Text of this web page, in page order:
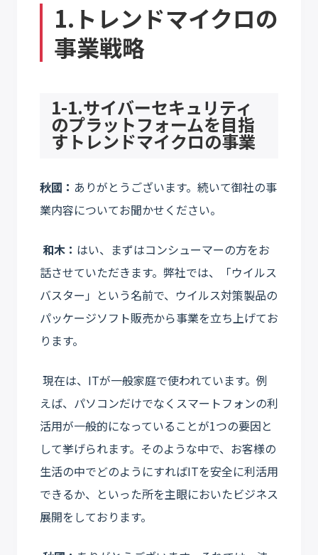
1.トレンドマイクロの
事業戦略
1-1.サイバーセキュリティ
のプラットフォームを目指
すトレンドマイクロの事業
秋國： ありがとうございます。続いて御社の事
業内容についてお聞かせください。
和木： はい、まずはコンシューマーの方をお
話させていただきます。弊社では、「ウイルス
バスター」という名前で、ウイルス対策製品の
パッケージソフト販売から事業を立ち上げてお
ります。
現在は、ITが一般家庭で使われています。例
えば、パソコンだけでなくスマートフォンの利
活用が一般的になっていることが1つの要因と
して挙げられます。そのような中で、お客様の
生活の中でどのようにすればITを安全に利活用
できるか、といった所を主眼においたビジネス
展開をしております。